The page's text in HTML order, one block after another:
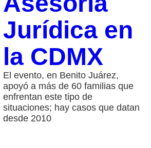
Jurídica en
la CDMX
El evento, en Benito Juárez,
apoyó a más de 60 familias que
enfrentan este tipo de
situaciones; hay casos que datan
desde 2010